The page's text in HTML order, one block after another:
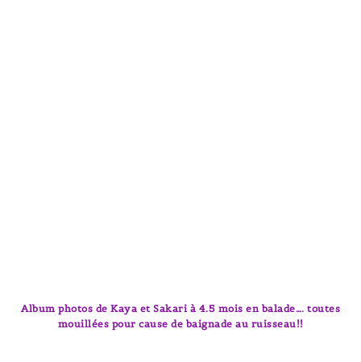
Album photos de Kaya et Sakari à 4.5 mois en balade…. toutes
mouillées pour cause de baignade au ruisseau!!